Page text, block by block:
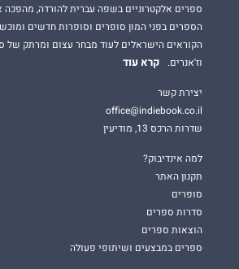
ספרים אלקטרוניים בשפה עברית להורדה,
הספרים בפני המון סופרים וסופרות חדשים
הקוראים הישראלים לעוד מבחר עצום ומרתק של
וז'אנרים.
קרא עוד
יצירת קשר
office@indiebook.co.il
שדרות הרכס 13, מודיעין
למה אינדיבוק?
תקנון האתר
סופרים
סדרות ספרים
הוצאות ספרים
ספרים במבצעים ושיתופי פעולה